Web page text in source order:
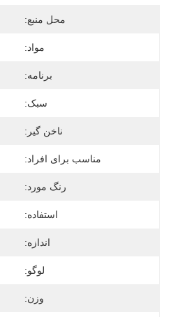
محل منبع:
مواد:
برنامه:
سبک:
ناخن گیر:
مناسب برای افراد:
رنگ مورد:
استفاده:
اندازه:
لوگو:
وزن: